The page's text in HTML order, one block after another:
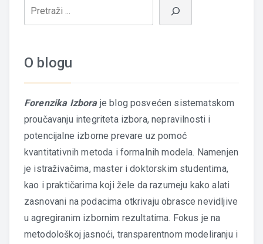
O blogu
Forenzika Izboraje blog posvećen sistematskom
proučavanju integriteta izbora, nepravilnosti i
potencijalne izborne prevare uz pomoć
kvantitativnih metoda i formalnih modela. Namenjen
je istraživačima, master i doktorskim studentima,
kao i praktičarima koji žele da razumeju kako alati
zasnovani na podacima otkrivaju obrasce nevidljive
u agregiranim izbornim rezultatima. Fokus je na
metodološkoj jasnoći, transparentnom modeliranju i